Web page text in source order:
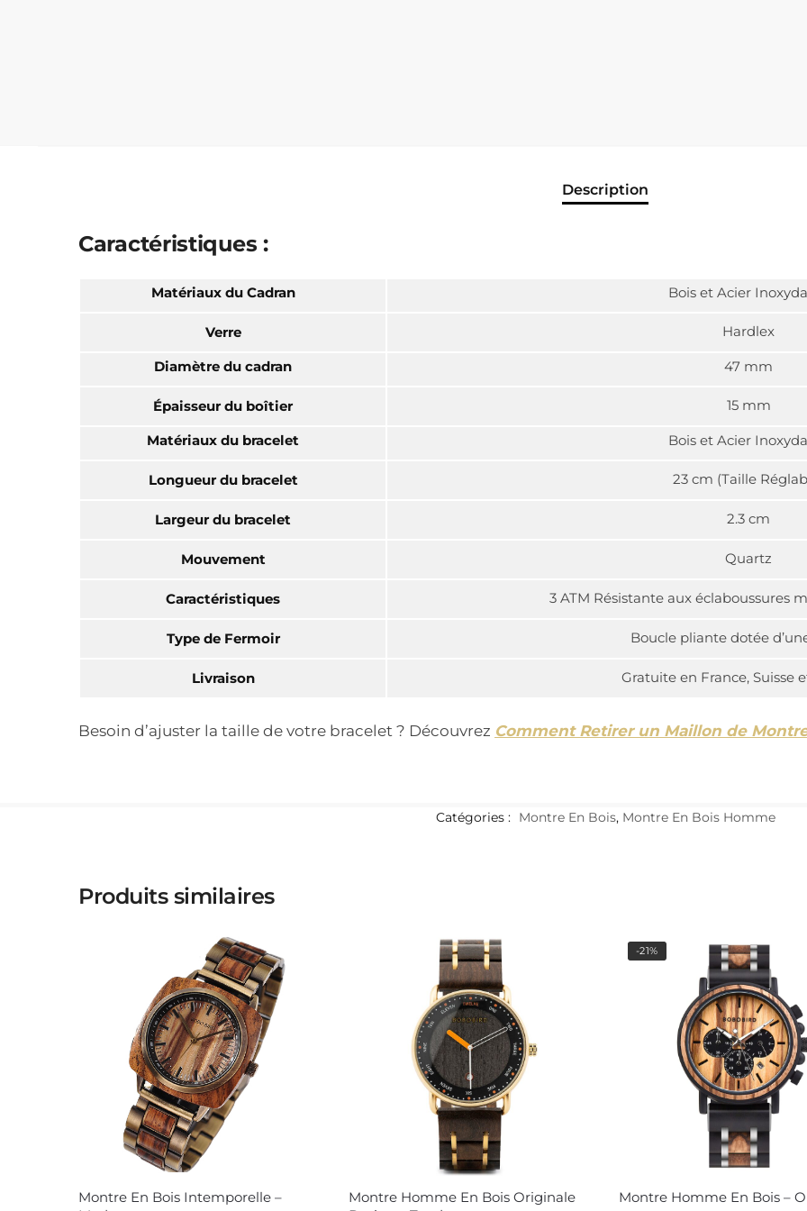
Description
Caractéristiques :
Matériaux du Cadran Bois et Acier
Verre Hardlex
Diamètre du cadran 47 mm
Épaisseur du boîtier 15 mm
Matériaux du bracelet Bois et Acier
Longueur du bracelet 23 cm (Taille
Largeur du bracelet 2.3 cm
Mouvement Quartz
Caractéristiques 3 ATM Résistante aux éclaboussures
Type de Fermoir Boucle pliante dotée
Livraison Gratuite en France, Suisse
Besoin d’ajuster la taille de votre bracelet ? Découvrez Comment Retirer un Maillon de
Catégories : Montre En Bois, Montre En Bois Homme
Produits similaires
Montre En Bois Intemporelle –
Montre Homme En Bois Originale
-21%
Montre Homme En Bois –